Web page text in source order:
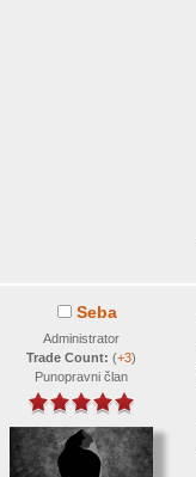
Seba
Administrator
Trade Count: (+3)
Punopravni član